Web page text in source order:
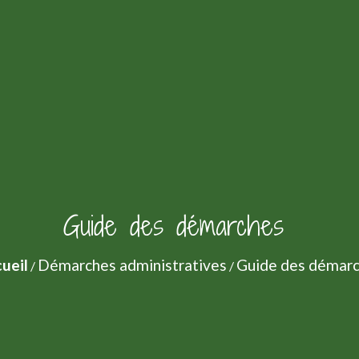
Guide des démarches
/ Démarches administratives / Guide des